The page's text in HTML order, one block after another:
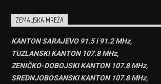
ZEMALJSKA MREŽA
KANTON SARAJEVO 91.5 i 91.2 MHz,
TUZLANSKI KANTON 107.8 MHz,
ZENIČKO-DOBOJSKI KANTON 107.8 MHz,
SREDNJOBOSANSKI KANTON 107.8 MHz,